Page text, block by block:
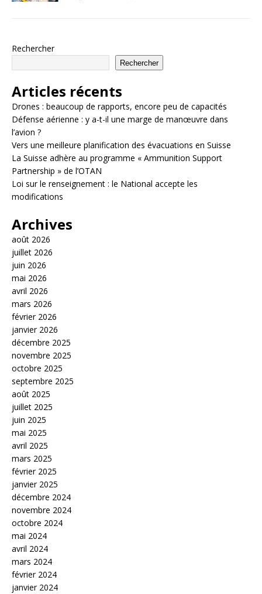
Rechercher
Rechercher
Articles récents
Drones : beaucoup de rapports, encore peu de capacités
Défense aérienne : y a-t-il une marge de manœuvre dans
l’avion ?
Vers une meilleure planification des évacuations en Suisse
La Suisse adhère au programme « Ammunition Support
Partnership » de l’OTAN
Loi sur le renseignement : le National accepte les
modifications
Archives
août 2026
juillet 2026
juin 2026
mai 2026
avril 2026
mars 2026
février 2026
janvier 2026
décembre 2025
novembre 2025
octobre 2025
septembre 2025
août 2025
juillet 2025
juin 2025
mai 2025
avril 2025
mars 2025
février 2025
janvier 2025
décembre 2024
novembre 2024
octobre 2024
mai 2024
avril 2024
mars 2024
février 2024
janvier 2024